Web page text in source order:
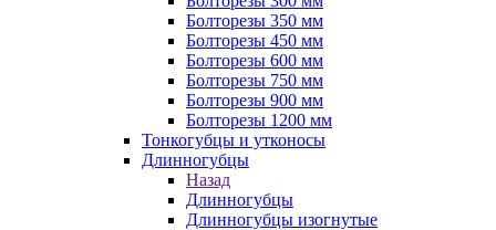
Болторезы 350 мм
Болторезы 450 мм
Болторезы 600 мм
Болторезы 750 мм
Болторезы 900 мм
Болторезы 1200 мм
Тонкогубцы и утконосы
Длинногубцы
Назад
Длинногубцы
Длинногубцы изогнутые